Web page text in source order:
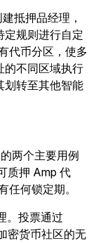
抵押品经理，
定规则进行自定
代币分区，使多
的不同区域执行
划转至其他智能
两个主要用例
质押 Amp 代
何锁定期。
。投票通过
密货币社区的无